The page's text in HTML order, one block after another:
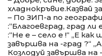
хладнокръвие.Казвай
– По ЗИП-а по
:“Благоевград, град ли
:“Не е – село е !“ „Е
завършва на -град ?“
Козлодуй завършва на